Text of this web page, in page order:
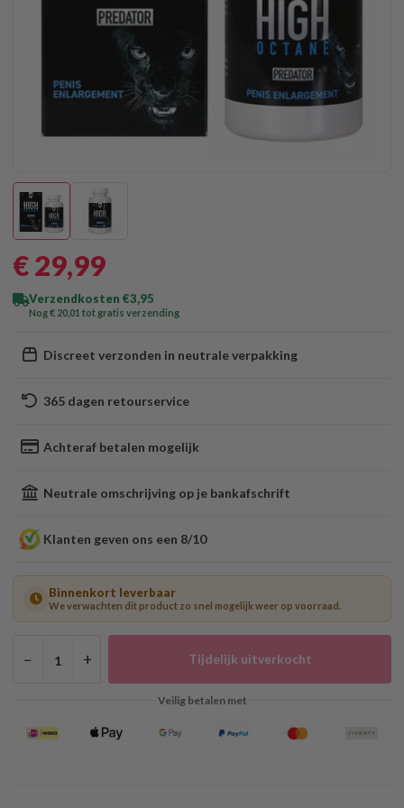
€ 29,99
Verzendkosten €3,95
Nog € 20 ,01 tot gratis verzending
Discreet verzonden in neutrale verpakking
365 dagen retourservice
Achteraf betalen mogelijk
Neutrale omschrijving op je bankafschrift
Klanten geven ons een 8/10
Binnenkort leverbaar
We verwachten dit product zo snel mogelijk weer op voorraad.
− + Tijdelijk uitverkocht
Veilig betalen met